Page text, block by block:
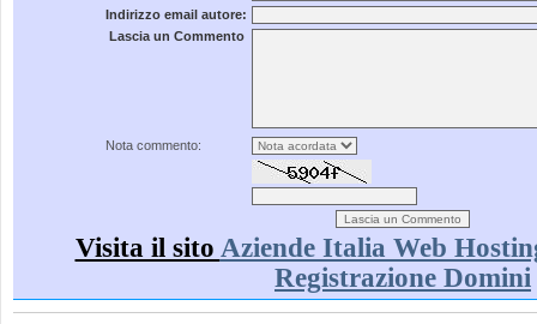
Indirizzo email autore:
Lascia un Commento
Nota commento:
Visita il sito Aziende Italia Web
Registrazione Domini